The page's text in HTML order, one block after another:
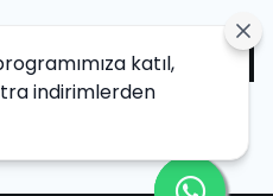
katıl,
indirimlerden